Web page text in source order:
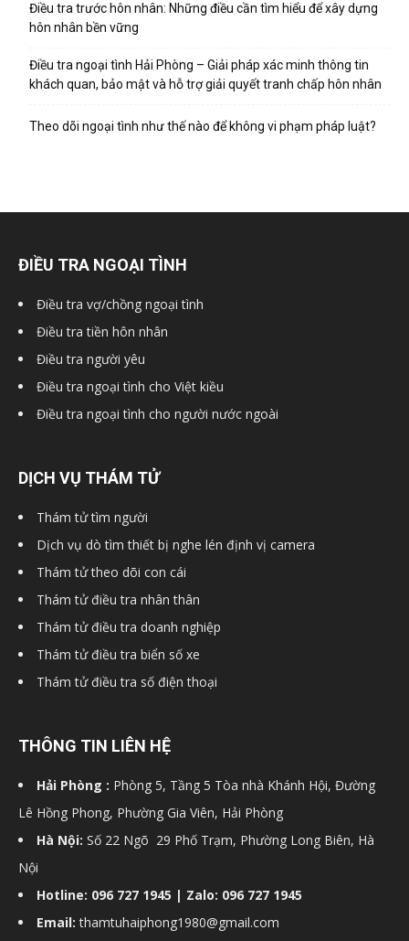
văn
thám
thám
Điều tra trước hôn nhân: Những điều cần tìm hiểu để xây dựng
hôn nhân bền vững
Điều tra ngoại tình Hải Phòng – Giải pháp xác minh thông tin
khách quan, bảo mật và hỗ trợ giải quyết tranh chấp hôn nhân
Theo dõi ngoại tình như thế nào để không vi phạm pháp luật?
ĐIỀU TRA NGOẠI TÌNH
Điều tra vợ/chồng ngoại tình
Điều tra tiền hôn nhân
Điều tra người yêu
Điều tra ngoại tình cho Việt kiều
Điều tra ngoại tình cho người nước ngoài
DỊCH VỤ THÁM TỬ
Thám tử tìm người
Dịch vụ dò tìm thiết bị nghe lén định vị camera
Thám tử theo dõi con cái
Thám tử điều tra nhân thân
Thám tử điều tra doanh nghiệp
Thám tử điều tra biển số xe
Thám tử điều tra số điện thoại
THÔNG TIN LIÊN HỆ
Hải Phòng : Phòng 5, Tầng 5 Tòa nhà Khánh Hội, Đường
Lê Hồng Phong, Phường Gia Viên, Hải Phòng
Hà Nội: Số 22 Ngõ 29 Phố Trạm, Phường Long Biên, Hà
Nội
Hotline: 096 727 1945 | Zalo: 096 727 1945
Email: thamtuhaiphong1980@gmail.com